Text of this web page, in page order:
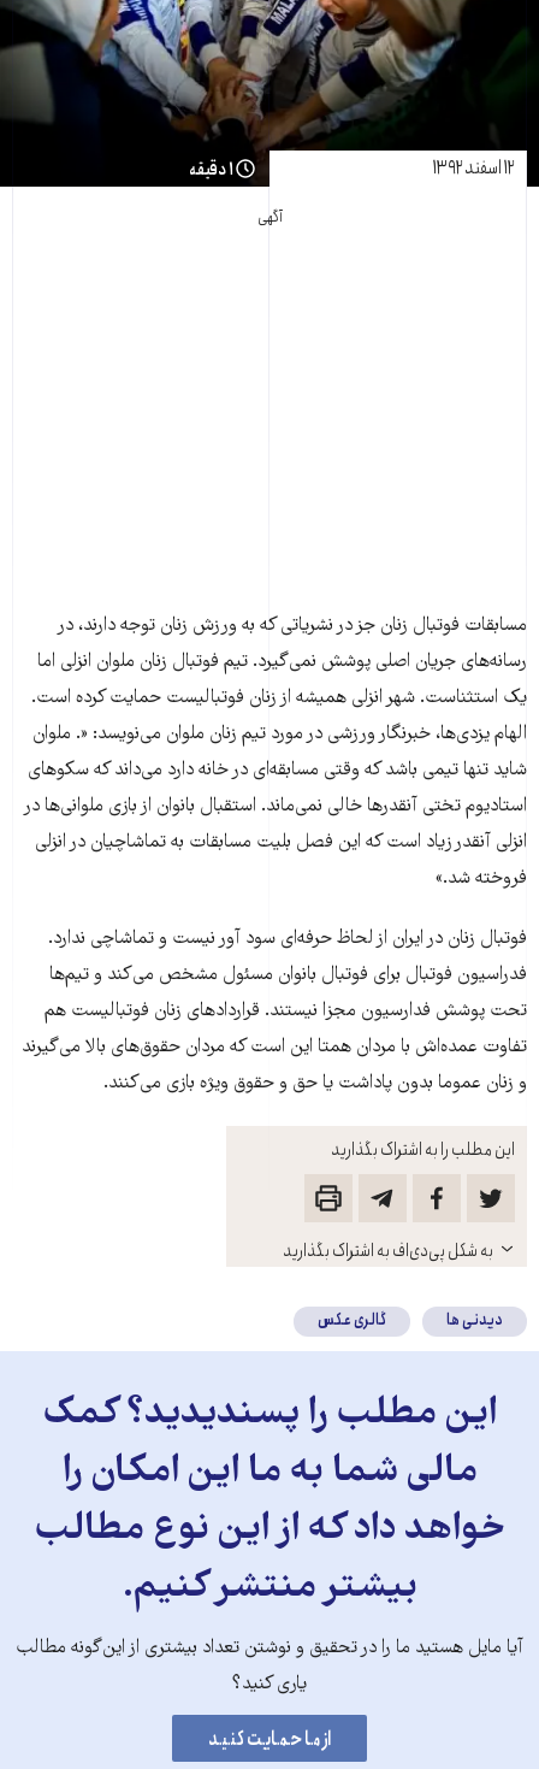
۱۲ اسفند ۱۳۹۲ ۱ دقیقه
آگهی
این مطلب را به اشتراک بگذارید
باز
کنید
به شکل پی‌دی‌اف به اشتراک بگذارید
مسابقات فوتبال زنان جز در نشریاتی که به ورزش زنان توجه دارند، در
رسانه‌های جریان اصلی پوشش نمی‌گیرد. تیم فوتبال زنان ملوان انزلی اما
یک استثناست. شهر انزلی همیشه از زنان فوتبالیست حمایت کرده است.
الهام یزدی‌ها، خبرنگار ورزشی در مورد تیم زنان ملوان می‌نویسد: «. ملوان
شاید تنها تیمی باشد که وقتی مسابقه‌ای در خانه دارد می‌داند که سکوهای
استادیوم تختی آنقدر‌ها خالی نمی‌ماند. استقبال بانوان از بازی ملوانی‌ها در
انزلی آنقدر زیاد است که این فصل بلیت مسابقات به تماشاچیان در انزلی
فروخته شد.»
فوتبال زنان در ایران از لحاظ حرفه‌ای سود آور نیست و تماشاچی ندارد.
فدراسیون فوتبال برای فوتبال بانوان مسئول مشخص می‌کند و تیم‌ها
تحت پوشش فدارسیون مجزا نیستند. قرارداد‌های زنان فوتبالیست هم
تفاوت عمده‌اش با مردان همتا این است که مردان حقوق‌های بالا می‌گیرند
و زنان عموما بدون پاداشت یا حق و حقوق ویژه بازی می‌کنند.
دیدنی ها گالری عکس
این مطلب را پسندیدید؟ کمک
مالی شما به ما این امکان را
خواهد داد که از این نوع مطالب
بیشتر منتشر کنیم.
آیا مایل هستید ما را در تحقیق و نوشتن تعداد بیشتری از این‌گونه مطالب
یاری کنید؟